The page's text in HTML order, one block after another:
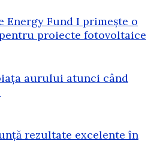
Energy Fund I primește o
proiecte fotovoltaice
aurului atunci când
rezultate excelente în